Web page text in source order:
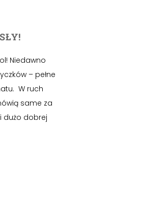
Niedawno
– pełne
W ruch
same za
dużo dobrej